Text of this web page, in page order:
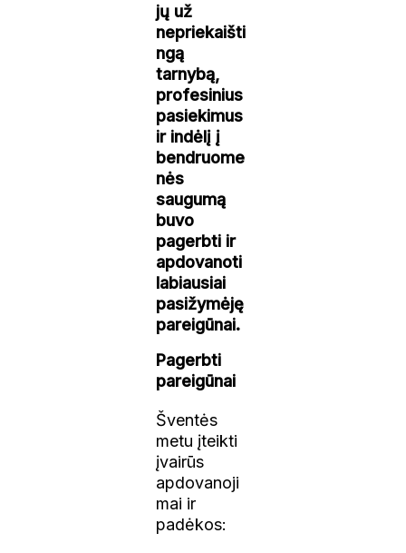
jų už
nepriekaišti
ngą
tarnybą,
profesinius
pasiekimus
ir indėlį į
bendruome
nės
saugumą
buvo
pagerbti ir
apdovanoti
labiausiai
pasižymėję
pareigūnai.
Pagerbti
pareigūnai
Šventės
metu įteikti
įvairūs
apdovanoji
mai ir
padėkos: